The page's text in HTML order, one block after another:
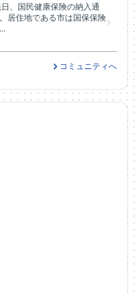
、国民健康保険の納入通
居住地である市は国保保険
コミュニティへ